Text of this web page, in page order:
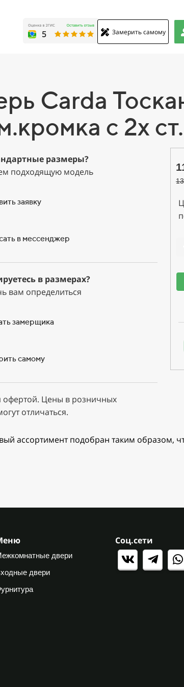
Замерить самому
Carda
с 2х ст.
размеры?
подходящую модель
заявку
в мессенджер
в размерах?
вам определиться
замерщика
самому
офертой. Цены в розничных
отличаться.
ассортимент подобран таким образом,
двери
двери
Соц.сети